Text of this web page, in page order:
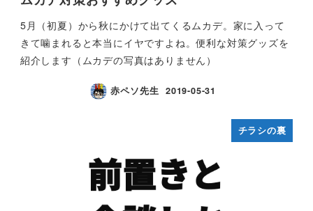
5月（初夏）から秋にかけて出てくるムカデ。家に入って
きて噛まれると本当にイヤですよね。便利な対策グッズを
紹介します（ムカデの写真はありません）
赤ペソ先生 2019-05-31
チラシの裏